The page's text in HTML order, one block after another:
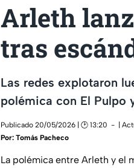
Arleth
tras
Las redes explotaron
polémica con El Pulpo
Publicado 20/05/2026 | 🕑 13:20
|
Por: Tomás Pacheco
La polémica entre Arleth y el